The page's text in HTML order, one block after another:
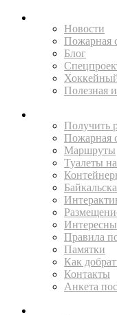
Новости
Пожарная
Блог
Полезная
Получить
Пожарная
Маршруты
Туалеты
Правила
Памятки
Как
Контакты
Анкета